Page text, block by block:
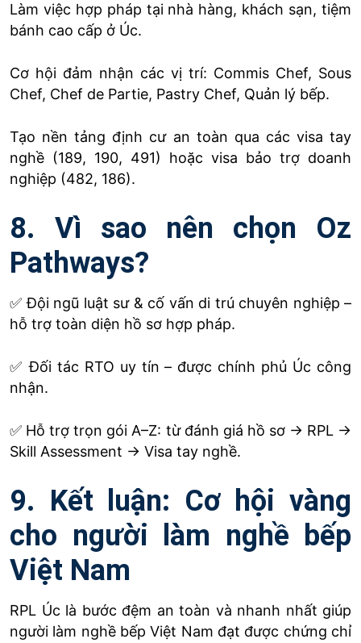
Làm việc hợp pháp tại nhà hàng, khách sạn, tiệm
bánh cao cấp ở Úc.
Cơ hội đảm nhận các vị trí: Commis Chef, Sous
Chef, Chef de Partie, Pastry Chef, Quản lý bếp.
Tạo nền tảng định cư an toàn qua các visa tay
nghề (189, 190, 491) hoặc visa bảo trợ doanh
nghiệp (482, 186).
8. Vì sao nên chọn Oz
Pathways?
✅ Đội ngũ luật sư & cố vấn di trú chuyên nghiệp –
hỗ trợ toàn diện hồ sơ hợp pháp.
✅ Đối tác RTO uy tín – được chính phủ Úc công
nhận.
✅ Hỗ trợ trọn gói A–Z: từ đánh giá hồ sơ → RPL →
Skill Assessment → Visa tay nghề.
9. Kết luận: Cơ hội vàng
cho người làm nghề bếp
Việt Nam
RPL Úc là bước đệm an toàn và nhanh nhất giúp
người làm nghề bếp Việt Nam đạt được chứng chỉ